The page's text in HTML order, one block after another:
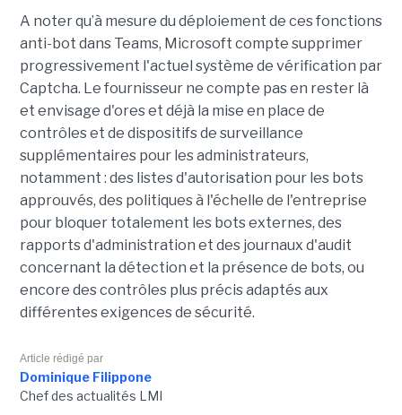
A noter qu’à mesure du déploiement de ces fonctions
anti-bot dans Teams, Microsoft compte supprimer
progressivement l'actuel système de vérification par
Captcha. Le fournisseur ne compte pas en rester là
et envisage d'ores et déjà la mise en place de
contrôles et de dispositifs de surveillance
supplémentaires pour les administrateurs,
notamment : des listes d'autorisation pour les bots
approuvés, des politiques à l'échelle de l'entreprise
pour bloquer totalement les bots externes, des
rapports d'administration et des journaux d'audit
concernant la détection et la présence de bots, ou
encore des contrôles plus précis adaptés aux
différentes exigences de sécurité.
Article rédigé par
Dominique Filippone
Chef des actualités LMI